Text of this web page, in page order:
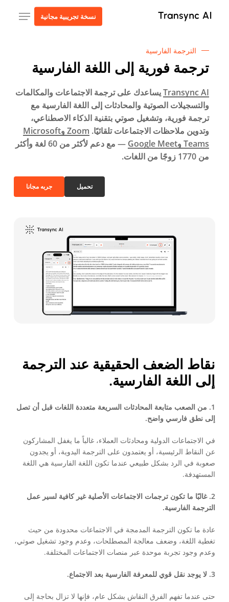
نسخة تجريبية مجانية قائمة طعام
الترجمة الفارسية
ترجمة فورية إلى اللغة الفارسية
Transync AIيساعدك على ترجمة الاجتماعات والمكالمات
والتسجيلات الصوتية والمحادثات إلى اللغة الفارسية مع
ترجمة فورية، وتشغيل صوتي بتقنية الذكاء الاصطناعي،
وتدوين ملاحظات الاجتماعات تلقائيًا.
Zoom وMicrosoft
Teams وGoogle Meet
— مع دعم لأكثر من 60 لغة وأكثر
من 1770 زوجًا من اللغات.
جربه مجانا تحميل
نقاط الضعف الحقيقية عند الترجمة
إلى اللغة الفارسية.
1. من الصعب متابعة المحادثات السريعة متعددة اللغات قبل أن تصل
إلى نطق فارسي واضح.
في الاجتماعات الدولية ومحادثات العملاء، غالباً ما يغفل المشاركون
عن النقاط الرئيسية، أو يعتمدون على الترجمة اليدوية، أو يجدون
صعوبة في الرد بشكل طبيعي عندما تكون اللغة الفارسية هي اللغة
المستهدفة.
2. غالبًا ما تكون ترجمات الاجتماعات الأصلية غير كافية لسير عمل
الترجمة الفارسية.
عادة ما تكون الترجمة المدمجة في الاجتماعات محدودة من حيث
تغطية اللغة، وضعف معالجة المصطلحات، وعدم وجود تشغيل صوتي،
وعدم وجود تجربة موحدة عبر منصات الاجتماعات المختلفة.
3. لا يوجد نقل قوي للمعرفة الفارسية بعد الاجتماع.
حتى عندما تفهم الفرق النقاش بشكل عام، فإنها لا تزال بحاجة إلى